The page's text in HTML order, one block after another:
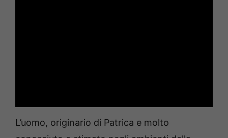
L’uomo, originario di Patrica e molto